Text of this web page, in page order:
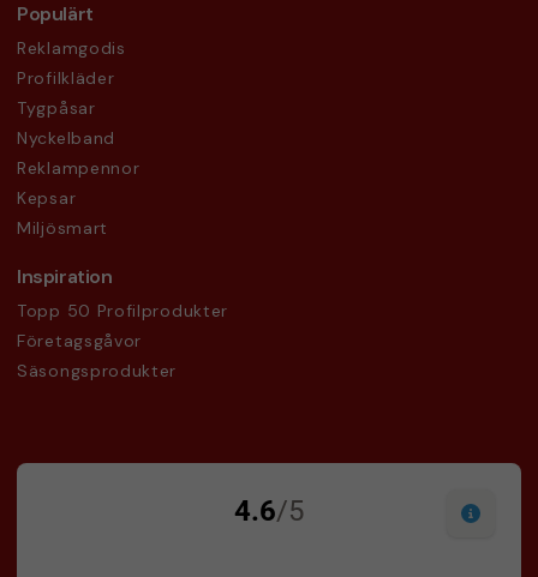
Populärt
Reklamgodis
Profilkläder
Tygpåsar
Nyckelband
Reklampennor
Kepsar
Miljösmart
Inspiration
Topp 50 Profilprodukter
Företagsgåvor
Säsongsprodukter